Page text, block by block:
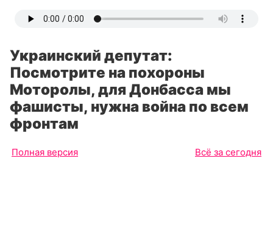
Украинский депутат:
Посмотрите на похороны
Моторолы, для Донбасса мы
фашисты, нужна война по всем
фронтам
Полная версия Всё за сегодня